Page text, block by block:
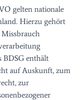
gelten nationale
Hierzu gehört
Missbrauch
BDSG enthält
auf Auskunft, zum
zur